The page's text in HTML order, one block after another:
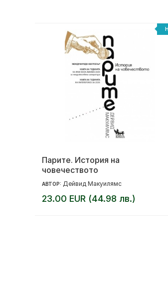
Парите. История на
човечеството
АВТОР: Дейвид Макуилямс
23.00 EUR (44.98 лв.)